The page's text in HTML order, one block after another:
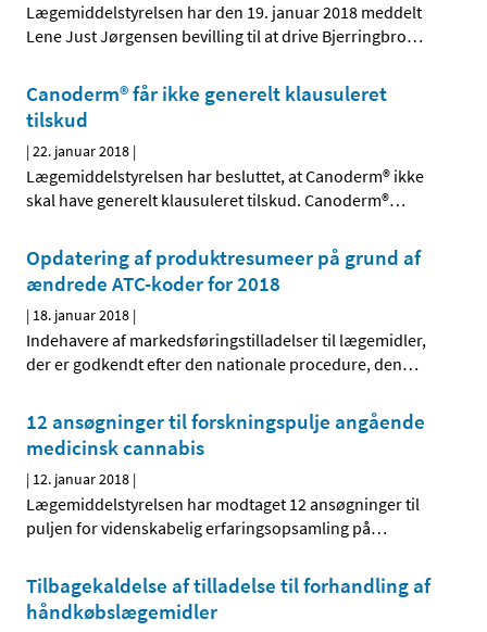
Lægemiddelstyrelsen har den 19. januar 2018 meddelt
Lene Just Jørgensen bevilling til at drive Bjerringbro…
Canoderm® får ikke generelt klausuleret
tilskud
|22. januar 2018 |
Lægemiddelstyrelsen har besluttet, at Canoderm® ikke
skal have generelt klausuleret tilskud. Canoderm®…
Opdatering af produktresumeer på grund af
ændrede ATC-koder for 2018
| 18. januar 2018 |
Indehavere af markedsføringstilladelser til lægemidler,
der er godkendt efter den nationale procedure, den…
12 ansøgninger til forskningspulje angående
medicinsk cannabis
| 12. januar 2018 |
Lægemiddelstyrelsen har modtaget 12 ansøgninger til
puljen for videnskabelig erfaringsopsamling på…
Tilbagekaldelse af tilladelse til forhandling af
håndkøbslægemidler